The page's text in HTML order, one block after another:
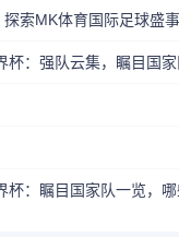
索MK体育国际足球盛
杯：强队云集，瞩目国